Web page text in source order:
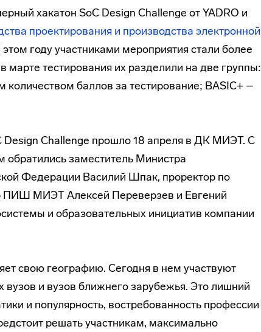
хакатон SoC Design Challenge от YADRO и
проектирования и производства электронной
году участниками мероприятия стали более
тестирования их разделили на две группы:
баллов за тестирование; BASIC+ –
Design Challenge прошло 18 апреля в ДК МИЭТ. С
обратились заместитель Министра
Федерации Василий Шпак, проректор по
ПИШ МИЭТ Алексей Переверзев и Евгений
и образовательных инициатив компании
свою географию. Сегодня в нем участвуют
вузов и вузов ближнего зарубежья. Это лишний
и популярность, востребованность профессии
решать участникам, максимально